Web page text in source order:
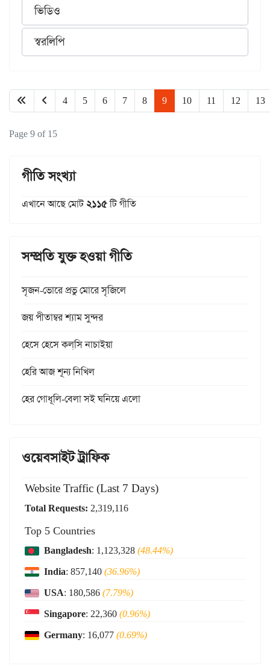
ভিডিও
স্বরলিপি
4 5 6 7 8 9 10 11 12 13
Page 9 of 15
গীতি সংখ্যা
এখানে আছে মোট২১১৫টি গীতি
সম্প্রতি যুক্ত হওয়া গীতি
সৃজন-ভোরে প্রভু মোরে সৃজিলে
জয় পীতাম্বর শ্যাম সুন্দর
হেসে হেসে কল্‌সি নাচাইয়া
হেরি আজ শূন্য নিখিল
হের গোধূলি-বেলা সই ঘনিয়ে এলো
ওয়েবসাইট ট্রাফিক
Website Traffic (Last 7 Days)
Total Requests: 2,319,116
Top 5 Countries
Bangladesh: 1,123,328(48.44%)
India: 857,140(36.96%)
USA: 180,586(7.79%)
Singapore: 22,360(0.96%)
Germany: 16,077(0.69%)